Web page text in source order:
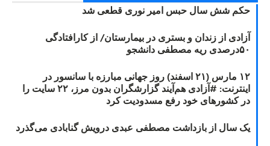
حکم شش سال حبس امیر نوری قطعی شد
آزادی از زندان و بستری در بیمارستان/ از کارافتادگی
۵۰درصدی ریه مصطفی دانشجو
۱۲ مارس (۲۱ اسفند) روز جهانی مبارزه با سانسور در
اینترنت: #آزادی هم‌آیند گزارشگران‌ بدون مرز، ۲۲ سایت را
در کشورهای خود رفع مسدودیت کرد
یک سال از بازداشت مصطفی عبدی درویش گنابادی می‌گذرد